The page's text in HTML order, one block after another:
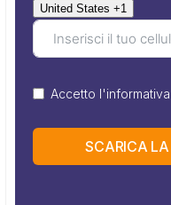
United States +1
Accetto l'informativa
SCARICA